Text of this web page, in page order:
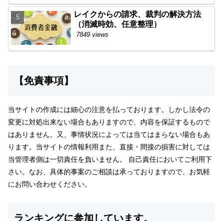
レイクからの請求、裁判の解決方法
（消滅時効、任意整理）
7849 views
【免責事項】
当サイトの作成には細心の注意を払っております。しかし法令の
変更に対処出来ない場合もありますので、内容を保証するもので
はありません。又、事情状況によっては当てはまらない場合もあ
ります。当サイトの情報利用また、直接・間接の損害に対しては
当管理者側は一切責任を負いません。 自己責任においてご利用下
さい。なお、具体的事案のご相談は承っておりますので、お気軽
にお問い合わせください。
ランキングに参加しています。